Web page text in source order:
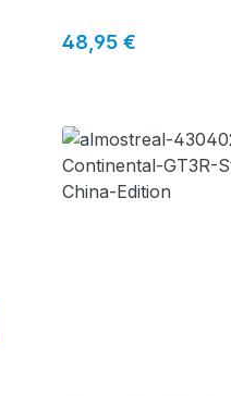
Regulärer Preis:
48,95 €